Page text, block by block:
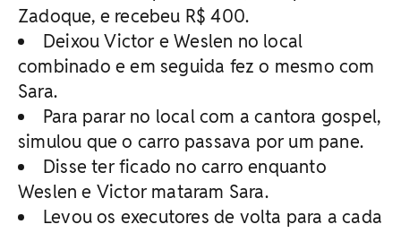
Zadoque, e recebeu R$ 400.
Deixou Victor e Weslen no local
combinado e em seguida fez o mesmo com
Sara.
Para parar no local com a cantora gospel,
simulou que o carro passava por um pane.
Disse ter ficado no carro enquanto
Weslen e Victor mataram Sara.
Levou os executores de volta para a cada